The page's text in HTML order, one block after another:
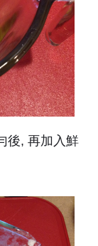
後, 再加入鮮